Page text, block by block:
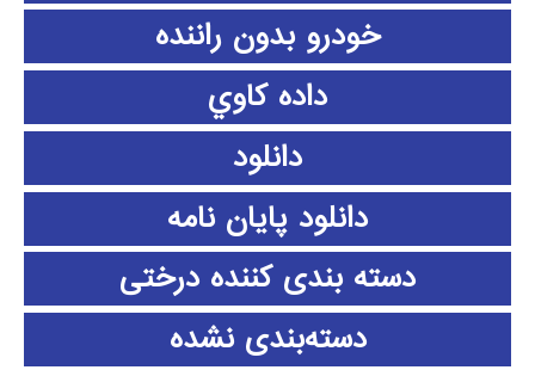
خودرو بدون راننده
داده كاوي
دانلود
دانلود پايان نامه
دسته بندی کننده درختی
دسته‌بندی نشده